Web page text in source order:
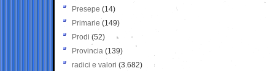
Presepe (14)
Primarie (149)
Prodi (52)
Provincia (139)
radici e valori (3.682)